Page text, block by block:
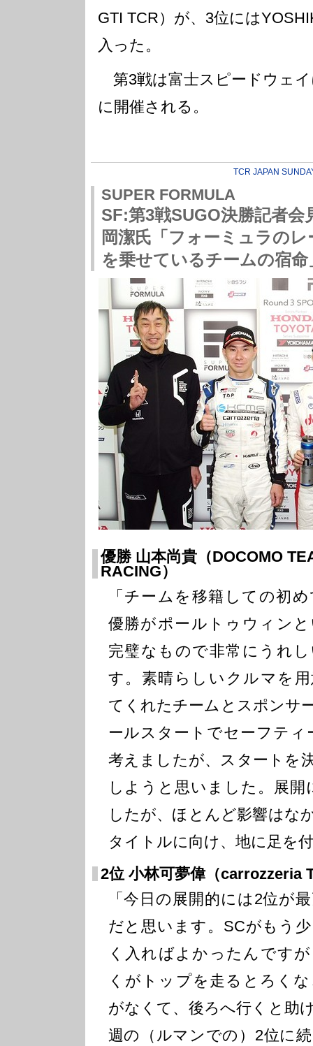
GTI TCR）が、3位には
入った。
第3戦は富士スピードウェ
に開催される。
TCR JAPAN
SUPER FORMULA
SF:第3戦SUGO決勝記者会
岡潔氏「フォーミュラの
を乗せているチームの宿命
優勝 山本尚貴（DOCOMO
RACING）
「チームを移籍しての初
優勝がポールトゥウィン
完璧なもので非常にうれ
す。素晴らしいクルマを
てくれたチームとスポンサ
ールスタートでセーフテ
考えましたが、スタートを
しようと思いました。展
したが、ほとんど影響はな
タイトルに向け、地に足を
2位 小林可夢偉（carrozzeria
「今日の展開的には2位が
だと思います。SCがもう
く入ればよかったんです
くがトップを走るとろく
がなくて、後ろへ行くと助
週の（ルマンでの）2位に